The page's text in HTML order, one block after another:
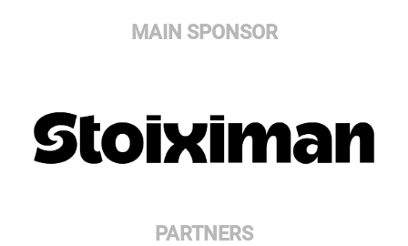
MAIN SPONSOR
PARTNERS